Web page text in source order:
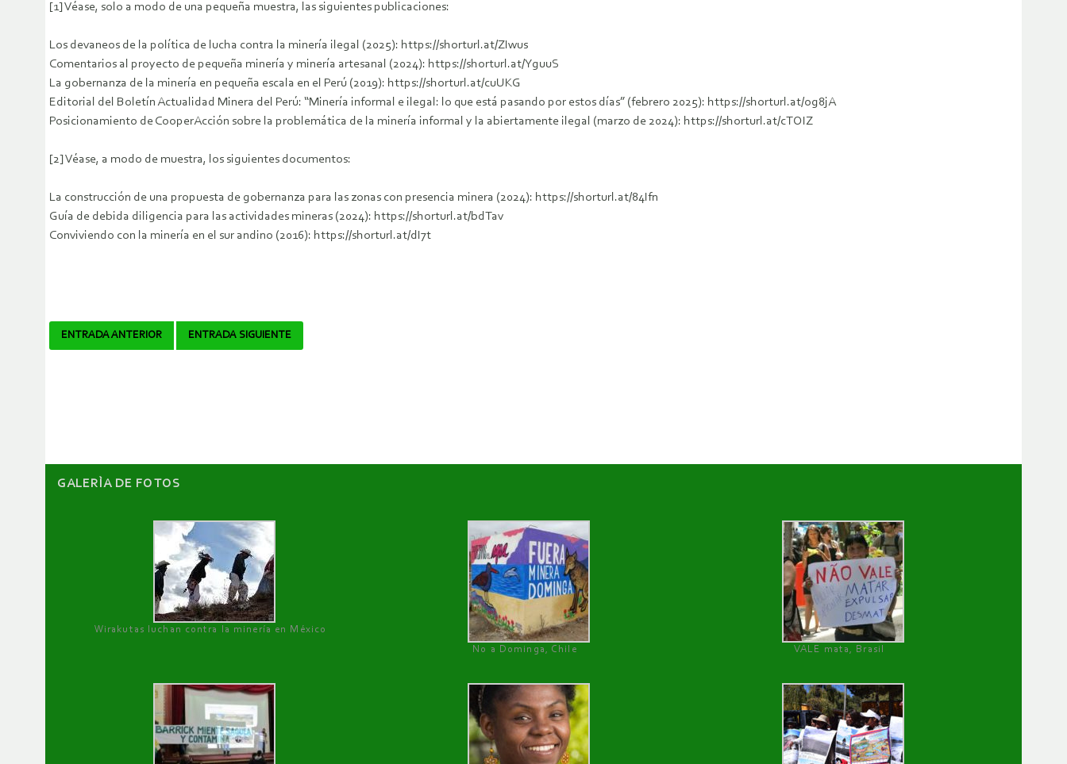
[1] Véase, solo a modo de una pequeña muestra, las siguientes publicaciones:
Los devaneos de la política de lucha contra la minería ilegal (2025): https://shorturl.at/ZIwus
Comentarios al proyecto de pequeña minería y minería artesanal (2024): https://shorturl.at/YguuS
La gobernanza de la minería en pequeña escala en el Perú (2019): https://shorturl.at/cuUKG
Editorial del Boletín Actualidad Minera del Perú: “Minería informal e ilegal: lo que está pasando por estos días” (febrero 2025): https://shorturl.at/og8jA
Posicionamiento de CooperAcción sobre la problemática de la minería informal y la abiertamente ilegal (marzo de 2024): https://shorturl.at/cTOIZ
[2] Véase, a modo de muestra, los siguientes documentos:
La construcción de una propuesta de gobernanza para las zonas con presencia minera (2024): https://shorturl.at/84Ifn
Guía de debida diligencia para las actividades mineras (2024): https://shorturl.at/bdTav
Conviviendo con la minería en el sur andino (2016): https://shorturl.at/dI7t
Navegador
ENTRADA ANTERIOR ENTRADA SIGUIENTE
GALERÌA DE FOTOS
Wirakutas luchan contra la minería en México
No a Dominga, Chile
VALE mata, Brasil